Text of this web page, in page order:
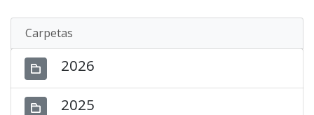
Carpetas
2026
2025